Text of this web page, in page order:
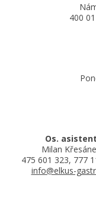
400
Os. asistent
Milan
475 601 323, 777
info@elkus-